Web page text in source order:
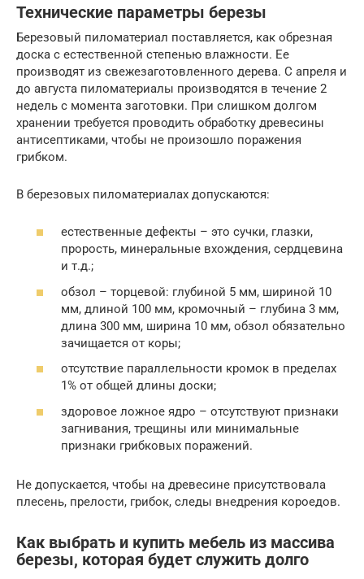
Технические параметры березы
Березовый пиломатериал поставляется, как обрезная
доска с естественной степенью влажности. Ее
производят из свежезаготовленного дерева. С апреля и
до августа пиломатериалы производятся в течение 2
недель с момента заготовки. При слишком долгом
хранении требуется проводить обработку древесины
антисептиками, чтобы не произошло поражения
грибком.
В березовых пиломатериалах допускаются:
естественные дефекты – это сучки, глазки,
прорость, минеральные вхождения, сердцевина
и т.д.;
обзол – торцевой: глубиной 5 мм, шириной 10
мм, длиной 100 мм, кромочный – глубина 3 мм,
длина 300 мм, ширина 10 мм, обзол обязательно
зачищается от коры;
отсутствие параллельности кромок в пределах
1% от общей длины доски;
здоровое ложное ядро – отсутствуют признаки
загнивания, трещины или минимальные
признаки грибковых поражений.
Не допускается, чтобы на древесине присутствовала
плесень, прелости, грибок, следы внедрения короедов.
Как выбрать и купить мебель из массива
березы, которая будет служить долго